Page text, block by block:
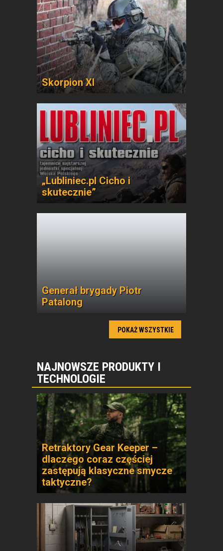
Skorpion XI
„Lubliniec.pl Cicho i
skutecznie”
Generał brygady Piotr
Patalong
POKAŻ WSZYSTKIE
NAJNOWSZE PRODUKTY I
TECHNOLOGIE
Retraktory Gear Keeper –
dlaczego coraz częściej
zastępują klasyczne smycze
taktyczne?